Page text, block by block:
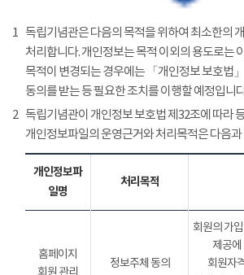
1 독립기념관은 다음의 목적을 위하여 최소한의
처리합니다. 개인정보는 목적 이외의 용도로는
목적이 변경되는 경우에는 「개인정보 보호법
동의를 받는 등 필요한 조치를 이행할 예정입니
2 독립기념관이 개인정보 보호법 제32조에 따라
개인정보파일의 운영근거와 처리목적은 다음과
개인정보파
일명
처리목적
홈페이지
회원 관리
정보주체 동의
회원의 가
제공에
회원자